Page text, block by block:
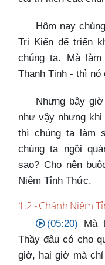
Hôm nay
Tri Kiến để triển
chúng ta. Mà
Thanh Tịnh - thì nó
Nhưng bây
như vậy nhưng
thì chúng ta làm
chúng ta ngồi
sao? Cho nên
Niệm Tỉnh Thức.
1.2 - Chánh Niệm
(05:20) Mà
Thầy đâu có cho
giờ, hai giờ mà